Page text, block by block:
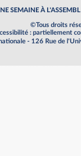
SEMAINE À
©Tous droits
: partiellement
- 126 Rue de